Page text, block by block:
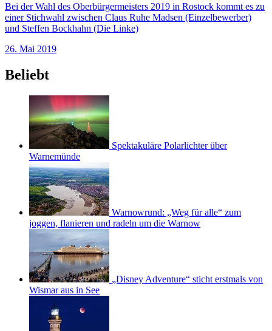
Bei der Wahl des Oberbürgermeisters 2019 in Rostock kommt es zu
einer Stichwahl zwischen Claus Ruhe Madsen (Einzelbewerber)
und Steffen Bockhahn (Die Linke)
26. Mai 2019
Beliebt
Spektakuläre Polarlichter über
Warnemünde
Warnowrund: „Weg für alle“ zum
joggen, flanieren und radeln um die Warnow
„Disney Adventure“ sticht erstmals von
Wismar aus in See